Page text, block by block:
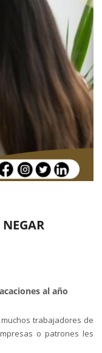
al año
trabajadores de
o patrones les